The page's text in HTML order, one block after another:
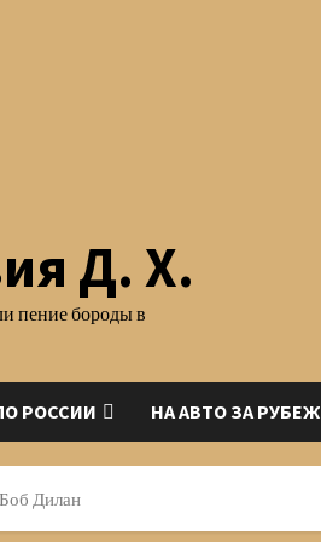
Д. Х.
пение бороды в
РОССИИ НА АВТО ЗА РУБЕЖ
Дилан